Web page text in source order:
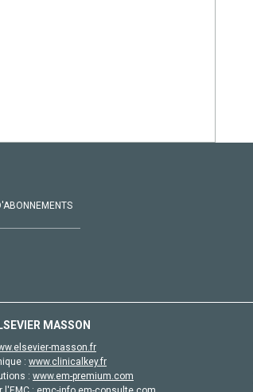
MASSON
masson.fr
: www.clinicalkey.fr
: www.em-premium.com